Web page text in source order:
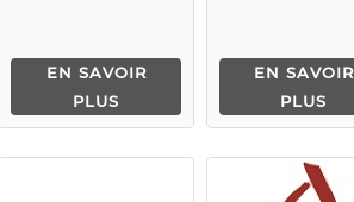
EN SAVOIR
PLUS
EN SAVOIR
PLUS